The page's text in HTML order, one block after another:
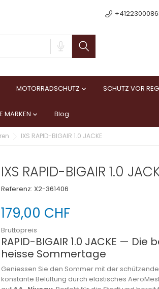
MOTORRADSCHUTZ  SCHUTZ VOR
MARKEN  Blog
IXS RAPID-BIGAIR 1.0 JACKE
IXS RAPID-BIGAIR 1.0
Referenz: X2-361406
179,00 CHF
Bruttopreis
RAPID-BIGAIR 1.0 JACKE —
heisse Sommertage
Geniessen Sie den Sommer mit der
konstante Belüftung durch elastisches